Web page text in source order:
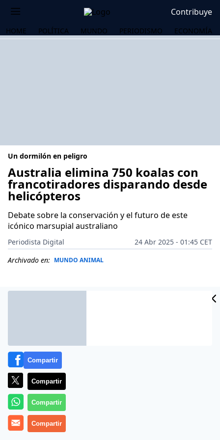
Contribuye
HOME POLÍTICA MUNDO PERIODISMO ECONOMÍA
Un dormilón en peligro
Australia elimina 750 koalas con
francotiradores disparando desde
helicópteros
Debate sobre la conservación y el futuro de este
icónico marsupial australiano
Periodista Digital
24 Abr 2025 - 01:45 CET
Archivado en: MUNDO ANIMAL
Más información
Compartir
Compartir
Compartir
Compartir